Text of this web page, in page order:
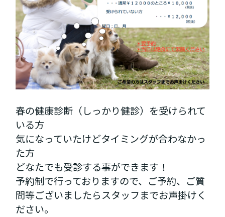
春の健康診断（しっかり健診）を受けられて
いる方
気になっていたけどタイミングが合わなかっ
た方
どなたでも受診する事ができます！
予約制で行っておりますので、ご予約、ご質
問等ございましたらスタッフまでお声掛けく
ださい。